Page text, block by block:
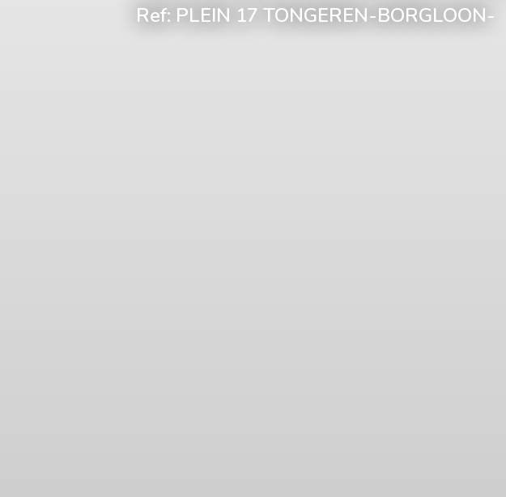
Ref: PLEIN 17 TONGEREN-BORGLOON-